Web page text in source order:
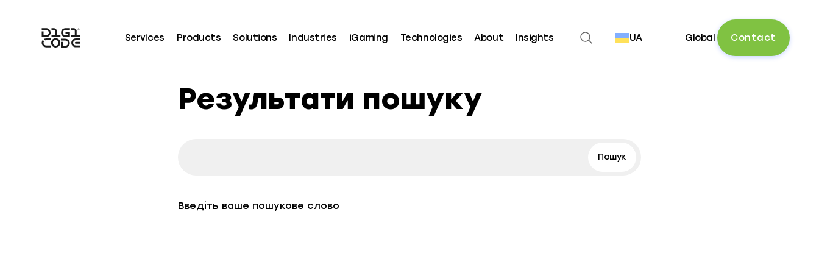
Services Products Solutions Industries iGaming Technologies About Insights Open search UA Global Contact
Результати пошуку
Пошук
Введіть ваше пошукове слово